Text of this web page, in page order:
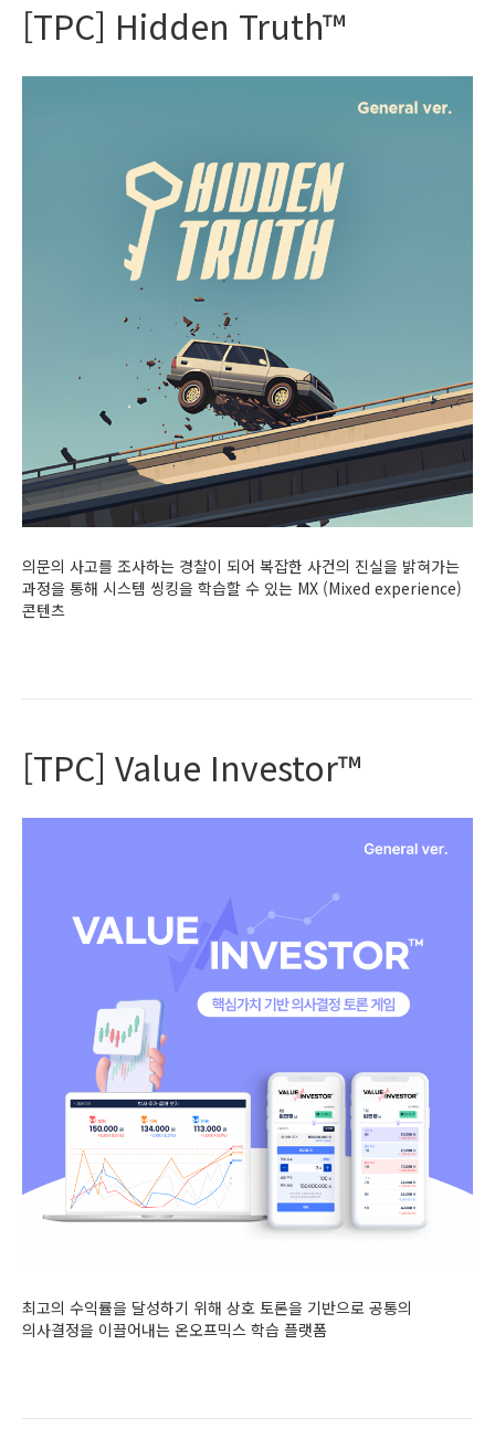
[TPC] Hidden Truth™
의문의 사고를 조사하는 경찰이 되어 복잡한 사건의 진실을 밝혀가는
과정을 통해 시스템 씽킹을 학습할 수 있는 MX (Mixed experience)
콘텐츠
[TPC] Value Investor™
최고의 수익률을 달성하기 위해 상호 토론을 기반으로 공통의
의사결정을 이끌어내는 온오프믹스 학습 플랫폼